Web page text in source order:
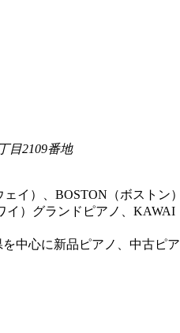
目2109番地
ェイ）、BOSTON（ボスト
イ）グランドピアノ、
中心に新品ピアノ、中古ピ